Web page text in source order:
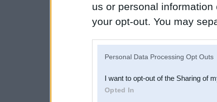
us or personal
your opt-out. You may
Downstream Participants
third parties.
Personal Data Processing Opt Outs
I want to opt-out of the Sharing of
Opted In